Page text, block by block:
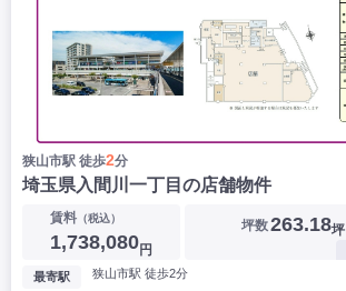
狭山市駅 徒歩2分
埼玉県入間川一丁目の店舗物件
賃料 （税込）
1,738,080円
坪数263.18坪
最寄駅 狭山市駅 徒歩2分